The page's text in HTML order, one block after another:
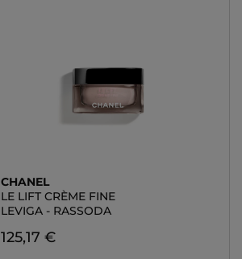
CHANEL
LE LIFT CRÈME FINE
LEVIGA - RASSODA
125,17 €